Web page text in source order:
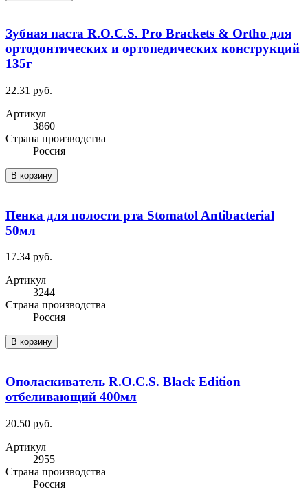
Зубная паста R.O.C.S. Pro Brackets & Ortho для
ортодонтических и ортопедических конструкций
135г
22.31 руб.
Артикул
3860
Cтрана производства
Россия
В корзину
Пенка для полости рта Stomatol Antibacterial
50мл
17.34 руб.
Артикул
3244
Cтрана производства
Россия
В корзину
Ополаскиватель R.O.C.S. Black Edition
отбеливающий 400мл
20.50 руб.
Артикул
2955
Cтрана производства
Россия